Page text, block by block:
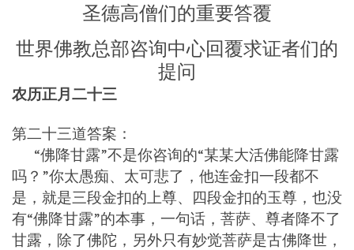
圣德高僧们的重要答覆
世界佛教总部咨询中心回覆求证者们的
提问
农历正月二十三
第二十三道答案：
“佛降甘露”不是你咨询的“某某大活佛能降甘露
吗？”你太愚痴、太可悲了，他连金扣一段都不
是，就是三段金扣的上尊、四段金扣的玉尊，也没
有“佛降甘露”的本事，一句话，菩萨、尊者降不了
甘露，除了佛陀，另外只有妙觉菩萨是古佛降世，